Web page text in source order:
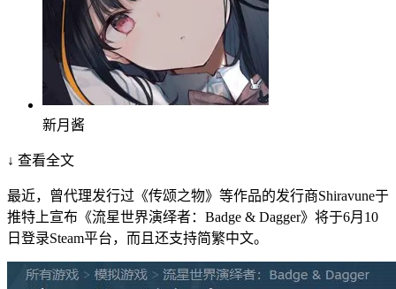
新月酱
↓ 查看全文
最近，曾代理发行过《传颂之物》等作品的发行商Shiravune于
推特上宣布《流星世界演绎者：Badge & Dagger》将于6月10
日登录Steam平台，而且还支持简繁中文。